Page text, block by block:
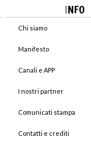
INFO
Chi siamo
Manifesto
Canali e APP
I nostri partner
Comunicati stampa
Contatti e crediti